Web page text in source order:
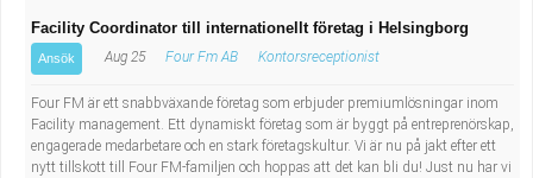
Facility Coordinator till internationellt företag i Helsingborg
Ansök Aug 25 Four Fm AB Kontorsreceptionist
Four FM är ett snabbväxande företag som erbjuder premiumlösningar inom
Facility management. Ett dynamiskt företag som är byggt på entreprenörskap,
engagerade medarbetare och en stark företagskultur. Vi är nu på jakt efter ett
nytt tillskott till Four FM-familjen och hoppas att det kan bli du! Just nu har vi